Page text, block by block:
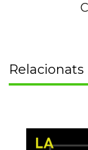
Relacionats